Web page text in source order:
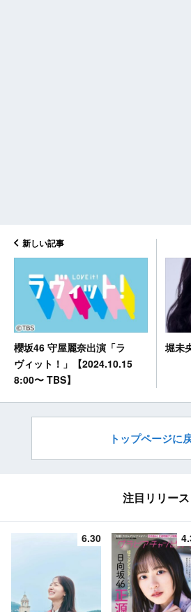
新しい記事
櫻坂46 守屋麗奈出演「ラ
ヴィット！」【2024.10.15
8:00〜 TBS】
堀未
トップページに
注目リリース
6.30